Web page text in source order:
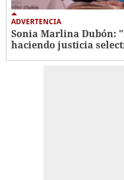
ADVERTENCIA
Sonia Marlina Dubón:
haciendo justicia